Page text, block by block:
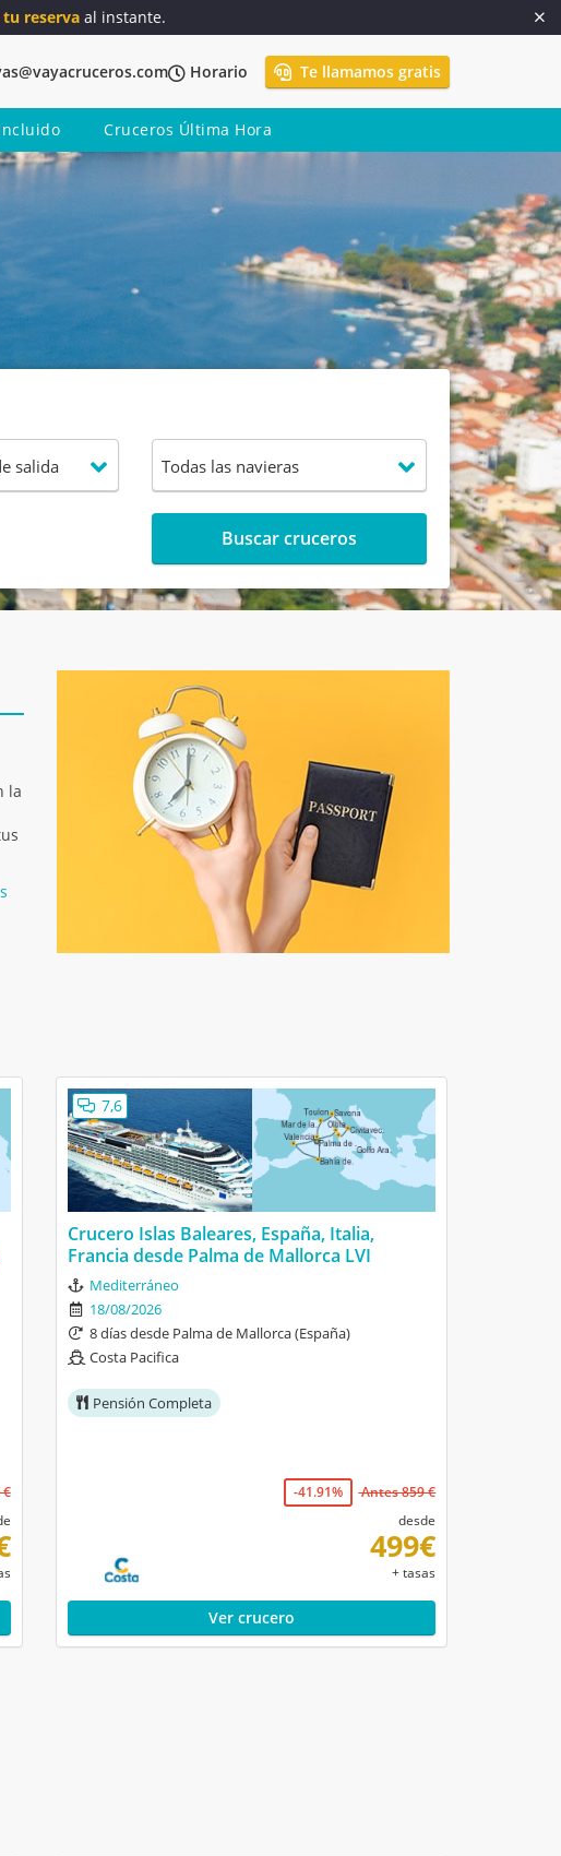
reserva al instante.
Horario Te llamamos gratis
Cruceros Última Hora
Buscar cruceros
la
7,6
Crucero Islas Baleares, España, Italia,
Francia desde Palma de Mallorca LVI
Mediterráneo
18/08/2026
8 días desde Palma de Mallorca (España)
Costa Pacifica
Pensión Completa
-41.91%
Antes 859 €
desde
499€
+ tasas
Ver crucero